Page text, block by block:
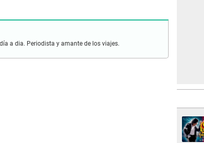
a dia. Periodista y amante de los viajes.